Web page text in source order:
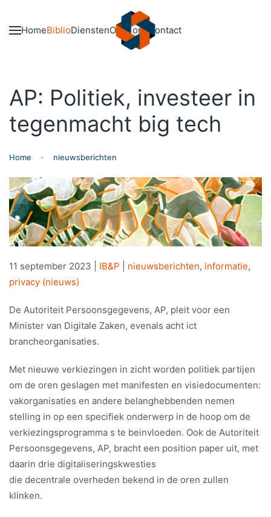
Skip to main content
HomeBiblioDienstenOver onsContact
AP: Politiek, investeer in
tegenmacht big tech
Home nieuwsberichten
11 september 2023 IB&P nieuwsberichten, informatie,
privacy (nieuws)
De Autoriteit Persoonsgegevens, AP, pleit voor een
Minister van Digitale Zaken, evenals acht ict
brancheorganisaties.
Met nieuwe verkiezingen in zicht worden politiek partijen
om de oren geslagen met manifesten en visiedocumenten:
vakorganisaties en andere belanghebbenden nemen
stelling in op een specifiek onderwerp in de hoop om de
verkiezingsprogramma s te beinvloeden. Ook de Autoriteit
Persoonsgegevens, AP, bracht een position paper uit, met
daarin drie digitaliseringskwesties
die decentrale overheden bekend in de oren zullen
klinken.